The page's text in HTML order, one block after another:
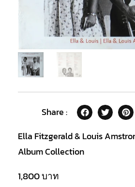
Share :
Ella Fitzgerald & Louis
Album Collection
1,800บาท